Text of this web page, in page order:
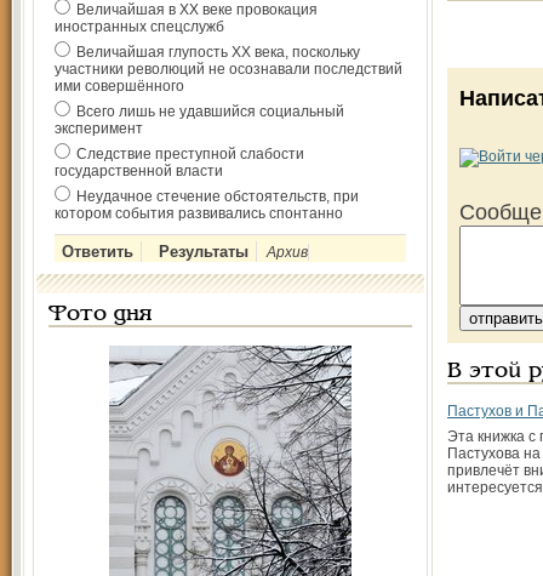
Величайшая в ХХ веке провокация
иностранных спецслужб
Величайшая глупость ХХ века, поскольку
участники революций не осознавали последствий
ими совершённого
Всего лишь не удавшийся социальный
эксперимент
Следствие преступной слабости
государственной власти
Неудачное стечение обстоятельств, при
котором события развивались спонтанно
Архив
Фото дня
В этой
Пастухов и
Эта книжка
Пастухова
привлечёт